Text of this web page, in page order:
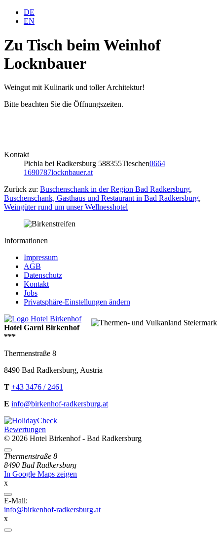
Warenkorb
DE
EN
Zu Tisch beim Weinhof
Locknbauer
Weingut mit Kulinarik und toller Architektur!
Bitte beachten Sie die Öffnungszeiten.
Kontakt
Pichla bei Radkersburg 588355Tieschen0664
1690787locknbauer.at
Zurück zu: Buschenschank in der Region Bad Radkersburg,
Buschenschank, Gasthaus und Restaurant in Bad Radkersburg,
Weingüter rund um unser Wellnesshotel
Informationen
Impressum
AGB
Datenschutz
Kontakt
Jobs
Privatsphäre-Einstellungen ändern
Hotel Garni Birkenhof
***
Thermenstraße 8
8490 Bad Radkersburg, Austria
T +43 3476 / 2461
E info@birkenhof-radkersburg.at
Bewertungen
© 2026 Hotel Birkenhof - Bad Radkersburg
Directions
Thermenstraße 8
8490 Bad Radkersburg
In Google Maps zeigen
x
E-
Mail
E-Mail:
info@birkenhof-radkersburg.at
x